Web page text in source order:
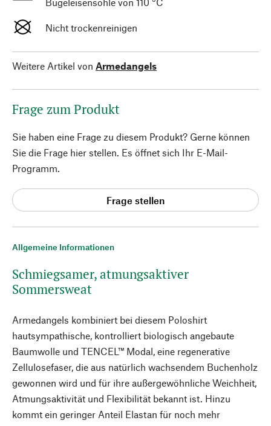
Allgemeine Informationen
Schmiegsamer, atmungsaktiver
Sommersweat
Armedangels kombiniert bei diesem Poloshirt
hautsympathische, kontrolliert biologisch angebaute
Baumwolle und TENCEL™ Modal, eine regenerative
Zellulosefaser, die aus natürlich wachsendem Buchenholz
gewonnen wird und für ihre außergewöhnliche Weichheit,
Atmungsaktivität und Flexibilität bekannt ist. Hinzu
kommt ein geringer Anteil Elastan für noch mehr
Nicht trockenreinigen
Weitere Artikel von Armedangels
Frage zum Produkt
Sie haben eine Frage zu diesem Produkt? Gerne können
Sie die Frage hier stellen. Es öffnet sich Ihr E-Mail-
Programm.
Frage stellen